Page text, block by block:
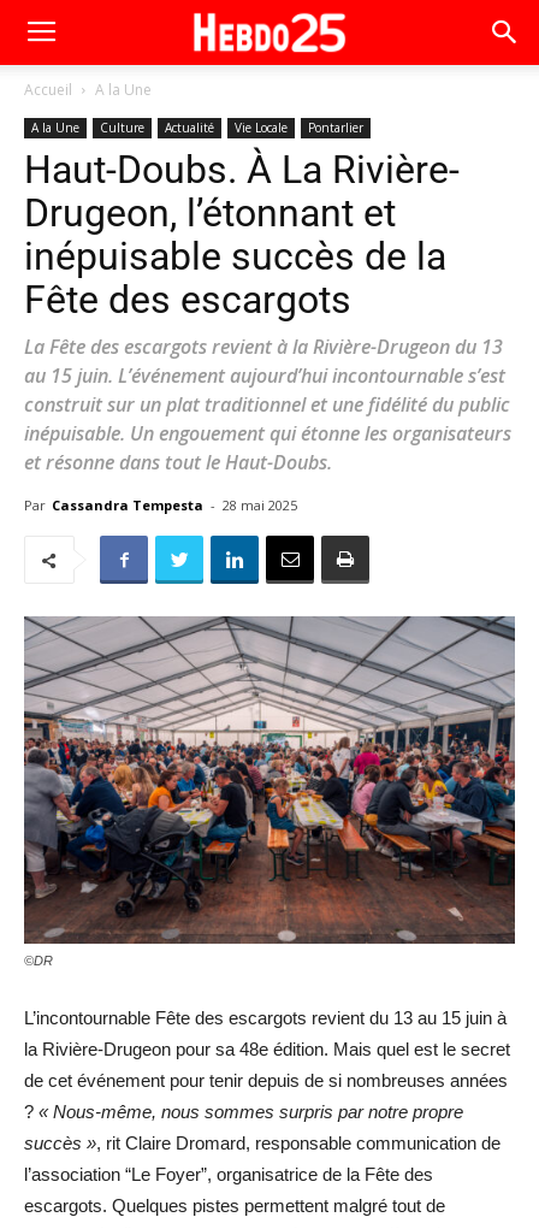
Accueil A la Une
A la Une Culture Actualité Vie Locale Pontarlier
Haut-Doubs. À La Rivière-
Drugeon, l’étonnant et
inépuisable succès de la
Fête des escargots
La Fête des escargots revient à la Rivière-Drugeon du 13
au 15 juin. L’événement aujourd’hui incontournable s’est
construit sur un plat traditionnel et une fidélité du public
inépuisable. Un engouement qui étonne les organisateurs
et résonne dans tout le Haut-Doubs.
Par Cassandra Tempesta - 28 mai 2025
©DR
L’incontournable Fête des escargots revient du 13 au 15 juin à
la Rivière-Drugeon pour sa 48e édition. Mais quel est le secret
de cet événement pour tenir depuis de si nombreuses années
? « Nous-même, nous sommes surpris par notre propre
succès », rit Claire Dromard, responsable communication de
l’association “Le Foyer”, organisatrice de la Fête des
escargots. Quelques pistes permettent malgré tout de